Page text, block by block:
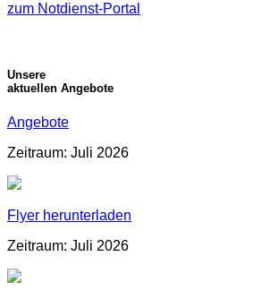
zum Notdienst-Portal
Unsere
aktuellen Angebote
Angebote
Zeitraum: Juli 2026
Flyer herunterladen
Zeitraum: Juli 2026